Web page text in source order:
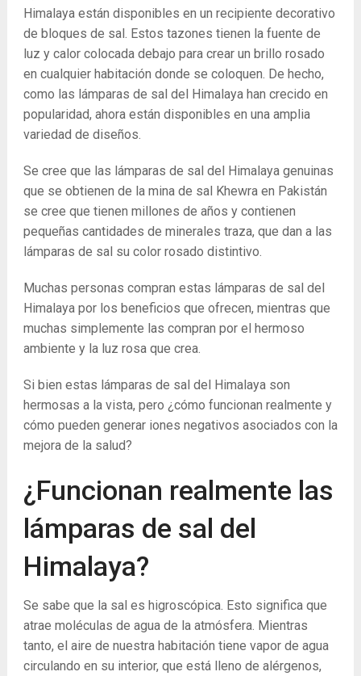
Himalaya están disponibles en un recipiente decorativo
de bloques de sal. Estos tazones tienen la fuente de
luz y calor colocada debajo para crear un brillo rosado
en cualquier habitación donde se coloquen. De hecho,
como las lámparas de sal del Himalaya han crecido en
popularidad, ahora están disponibles en una amplia
variedad de diseños.
Se cree que las lámparas de sal del Himalaya genuinas
que se obtienen de la mina de sal Khewra en Pakistán
se cree que tienen millones de años y contienen
pequeñas cantidades de minerales traza, que dan a las
lámparas de sal su color rosado distintivo.
Muchas personas compran estas lámparas de sal del
Himalaya por los beneficios que ofrecen, mientras que
muchas simplemente las compran por el hermoso
ambiente y la luz rosa que crea.
Si bien estas lámparas de sal del Himalaya son
hermosas a la vista, pero ¿cómo funcionan realmente y
cómo pueden generar iones negativos asociados con la
mejora de la salud?
¿Funcionan realmente las
lámparas de sal del
Himalaya?
Se sabe que la sal es higroscópica. Esto significa que
atrae moléculas de agua de la atmósfera. Mientras
tanto, el aire de nuestra habitación tiene vapor de agua
circulando en su interior, que está lleno de alérgenos,